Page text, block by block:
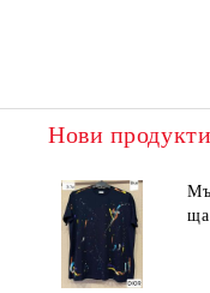
Нови продукти